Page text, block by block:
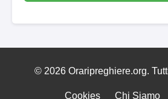
© 2026 Oraripreghiere.org.
Cookies Chi Siamo